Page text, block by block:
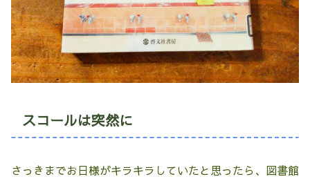
スコールは突然に
さっきまでお日様がキラキラしていたと思ったら、図書館